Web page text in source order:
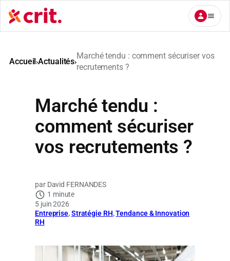
Aller
au
contenu
Accueil›Actualités›
Marché tendu : comment sécuriser vos
recrutements ?
Marché tendu :
comment sécuriser
vos recrutements ?
David FERNANDES
1 minute
5 juin 2026
Entreprise, Stratégie RH, Tendance & Innovation
RH